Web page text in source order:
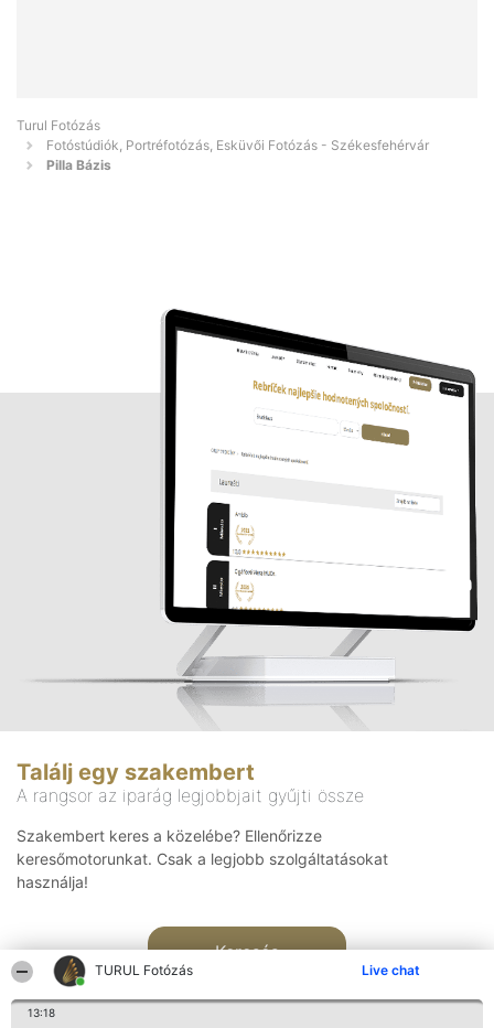
TURUL Fotózás Live chat
13:18
Turul Fotózás
Fotóstúdiók, Portréfotózás, Esküvői Fotózás - Székesfehérvár
Pilla Bázis
Találj egy szakembert
A rangsor az iparág legjobbjait gyűjti össze
Szakembert keres a közelébe? Ellenőrizze
keresőmotorunkat. Csak a legjobb szolgáltatásokat
használja!
Keresés